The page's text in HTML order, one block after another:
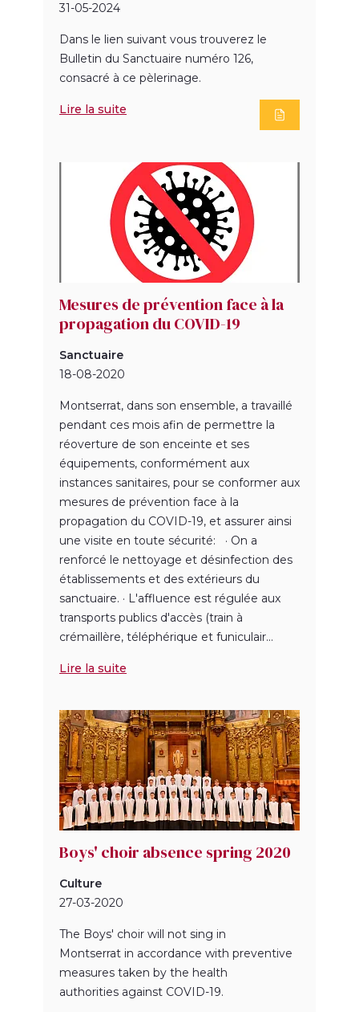
31-05-2024
Dans le lien suivant vous trouverez le
Bulletin du Sanctuaire numéro 126,
consacré à ce pèlerinage.
Lire la suite
Mesures de prévention face à la
propagation du COVID-19
Sanctuaire
18-08-2020
Montserrat, dans son ensemble, a travaillé
pendant ces mois afin de permettre la
réoverture de son enceinte et ses
équipements, conformément aux
instances sanitaires, pour se conformer aux
mesures de prévention face à la
propagation du COVID-19, et assurer ainsi
une visite en toute sécurité: · On a
renforcé le nettoyage et désinfection des
établissements et des extérieurs du
sanctuaire. · L'affluence est régulée aux
transports publics d'accès (train à
crémaillère, téléphérique et funiculair...
Lire la suite
Boys' choir absence spring 2020
Culture
27-03-2020
The Boys' choir will not sing in
Montserrat in accordance with preventive
measures taken by the health
authorities against COVID-19.